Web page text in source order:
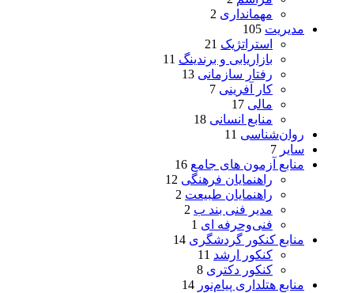
مهمانداری 2
مدیریت 105
استراتژیک 21
بازاریابی و برندینگ 11
رفتار سازمانی 13
کار آفرینی 7
مالی 17
منابع انسانی 18
روان‌شناسی 11
سایر 7
منابع آزمون های جامع 16
راهنمایان فرهنگی 12
راهنمایان طبیعت 2
مدیر فنی بند ب 2
فنی‌وحرفه‌ ای 1
منابع کنکور گردشگری 14
کنکور ارشد 11
کنکور دکتری 8
منابع هتلداری پیام‌نور 14